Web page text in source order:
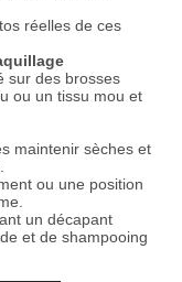
réelles de ces
sur des brosses
ou un tissu mou et
maintenir sèches et
ou une position
un décapant
et de shampooing